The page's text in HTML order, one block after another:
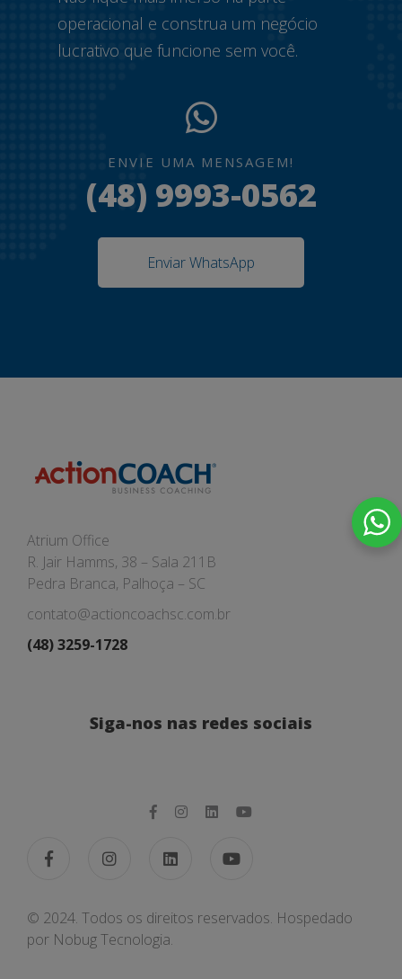
operacional e construa um negócio
lucrativo que funcione sem você.
ENVIE UMA MENSAGEM!
(48) 9993-0562
Enviar WhatsApp
Atrium Office
R. Jair Hamms, 38 – Sala 211B
Pedra Branca, Palhoça – SC
contato@actioncoachsc.com.br
(48) 3259-1728
Siga-nos nas redes sociais
© 2024. Todos os direitos reservados. Hospedado
por Nobug Tecnologia.